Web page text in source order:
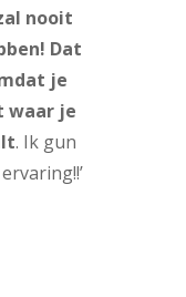
nooit
Dat
je
waar je
. Ik gun